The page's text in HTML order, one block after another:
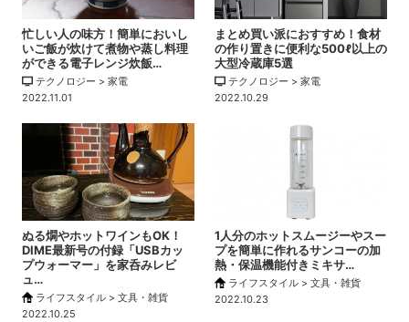
忙しい人の味方！簡単においし
いご飯が炊けて煮物や蒸し料理
ができる電子レンジ炊飯…
テクノロジー > 家電
2022.11.01
まとめ買い派におすすめ！食材
の作り置きに便利な500ℓ以上の
大型冷蔵庫5選
テクノロジー > 家電
2022.10.29
ぬる燗やホットワインもOK！
DIME最新号の付録「USBカッ
プウォーマー」を家呑みレビ
ュ…
ライフスタイル > 文具・雑貨
2022.10.25
1人分のホットスムージーやスー
プを簡単に作れるサンコーの加
熱・保温機能付きミキサ…
ライフスタイル > 文具・雑貨
2022.10.23